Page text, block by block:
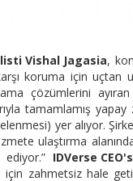
Vishal Jagasia,
koruma için uçtan
çözümlerini
tamamlamış
yer alıyor.
ulaştırma
IDVerse
zahmetsiz hale